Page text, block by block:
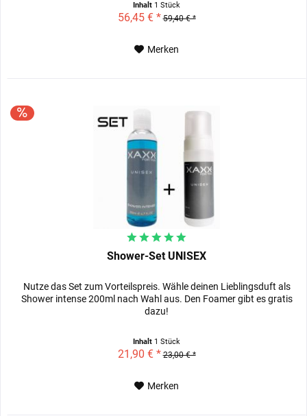
Inhalt 1 Stück
56,45 € * 59,40 € *
Merken
Shower-Set UNISEX
Nutze das Set zum Vorteilspreis. Wähle deinen Lieblingsduft als
Shower intense 200ml nach Wahl aus. Den Foamer gibt es gratis
dazu!
Inhalt 1 Stück
21,90 € * 23,00 € *
Merken